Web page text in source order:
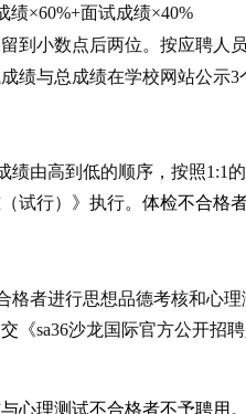
绩×60%+面试成绩×40%
到小数点后两位。按应聘人
绩与总成绩在学校网站公示3
绩由高到低的顺序，按照1:1
试行）》执行。 体检不合格
格者进行思想品德考核和心理
《sa36沙龙国际官方公开招
心理测试不合格者不予聘用。